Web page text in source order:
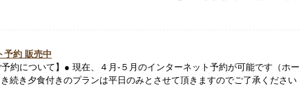
予約 販売中
予約について】● 現在、４月-５月のインターネット予約が可能です（ホー
続き夕食付きのプランは平日のみとさせて頂きますのでご了承ください